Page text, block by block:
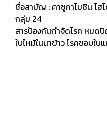
ชื่อสามัญ : คาซูกาไมซิน ไฮ
กลุ่ม 24
สารป้องกันกำจัดโรค หมด
ใบไหม้ในนาข้าว โรคขอบใบ